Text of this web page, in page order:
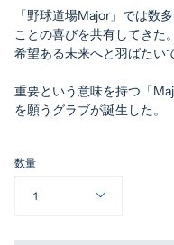
「野球道場Major」では数
ことの喜びを共有してきた。
希望ある未来へと羽ばたい
重要という意味を持つ「
を願うグラブが誕生した。
数量
1